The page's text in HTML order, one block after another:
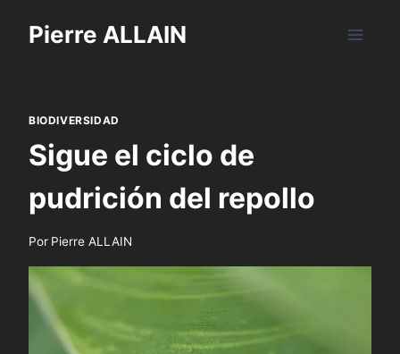
Pierre ALLAIN
BIODIVERSIDAD
Sigue el ciclo de
pudrición del repollo
Por Pierre ALLAIN